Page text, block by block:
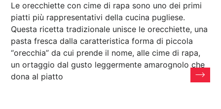
Le orecchiette con cime di rapa sono uno dei primi
piatti più rappresentativi della cucina pugliese.
Questa ricetta tradizionale unisce le orecchiette, una
pasta fresca dalla caratteristica forma di piccola
“orecchia” da cui prende il nome, alle cime di rapa,
un ortaggio dal gusto leggermente amarognolo che
dona al piatto